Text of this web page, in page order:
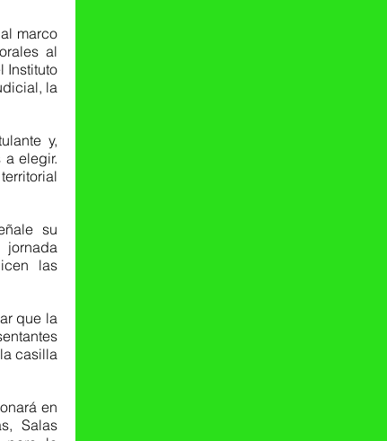
marco
al
Instituto
la
y,
elegir.
su
las
que la
casilla
en
Salas